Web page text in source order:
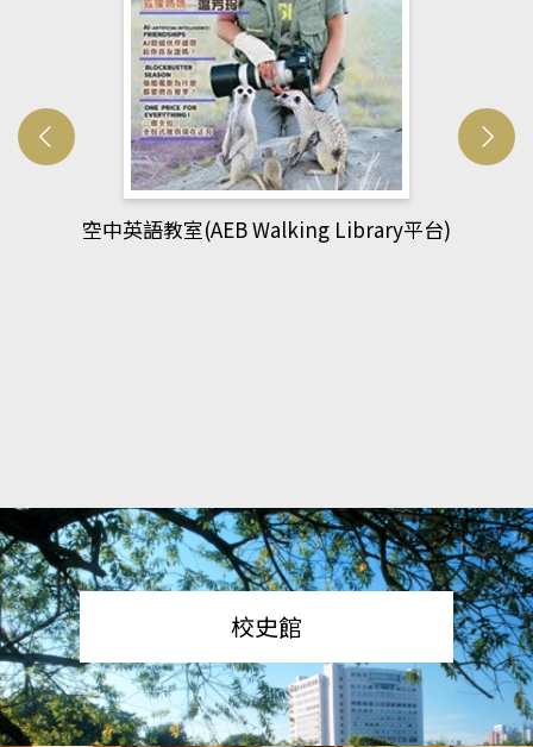
Library平台) 網管人(kono平台)
校史館